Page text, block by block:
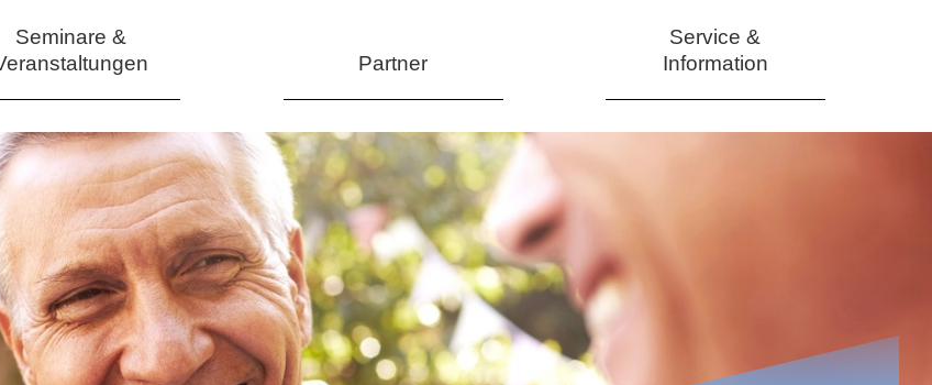
Seminare &
Partner
Service &
Information